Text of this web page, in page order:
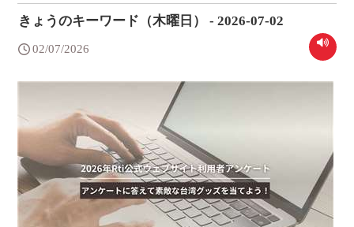
きょうのキーワード（木曜日） - 2026-07-02
02/07/2026